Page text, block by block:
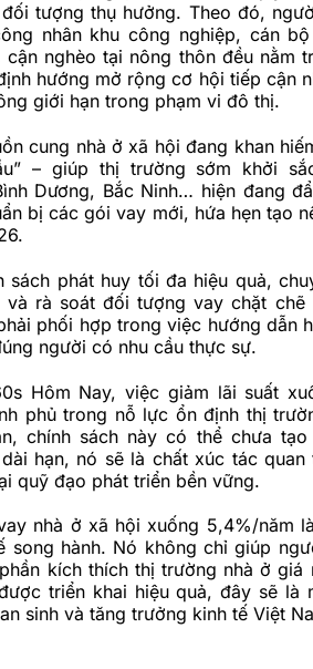
tượng thụ hưởng. Theo đó,
nhân khu công nghiệp, cán
nghèo tại nông thôn đều nằm
hướng mở rộng cơ hội tiếp cận
giới hạn trong phạm vi đô thị.
cung nhà ở xã hội đang khan
– giúp thị trường sớm khởi
Dương, Bắc Ninh… hiện đang
bị các gói vay mới, hứa hẹn tạo
sách phát huy tối đa hiệu quả,
rà soát đối tượng vay chặt chẽ
phối hợp trong việc hướng dẫn
người có nhu cầu thực sự.
Hôm Nay, việc giảm lãi suất
phủ trong nỗ lực ổn định thị
chính sách này có thể chưa
hạn, nó sẽ là chất xúc tác
quỹ đạo phát triển bền vững.
nhà ở xã hội xuống 5,4%/năm
song hành. Nó không chỉ giúp
kích thích thị trường nhà ở giá
triển khai hiệu quả, đây sẽ là
sinh và tăng trưởng kinh tế Việt